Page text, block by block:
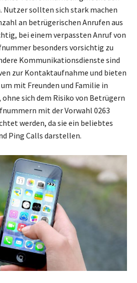
Nutzer sollten sich stark machen
an betrügerischen Anrufen aus
bei einem verpassten Anruf von
besonders vorsichtig zu
Kommunikationsdienste sind
zur Kontaktaufnahme und bieten
mit Freunden und Familie in
sich dem Risiko von Betrügern
mit der Vorwahl 0263
werden, da sie ein beliebtes
Ping Calls darstellen.